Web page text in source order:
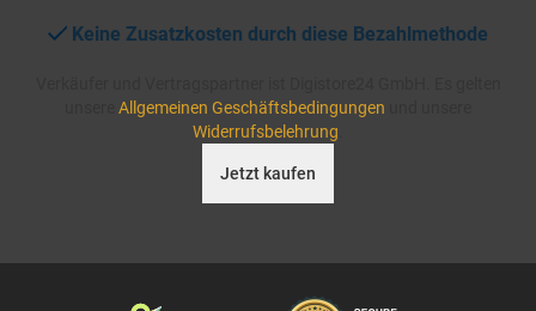
Keine Zusatzkosten durch diese Bezahlmethode
Allgemeinen Geschäftsbedingungen
Widerrufsbelehrung
Jetzt kaufen